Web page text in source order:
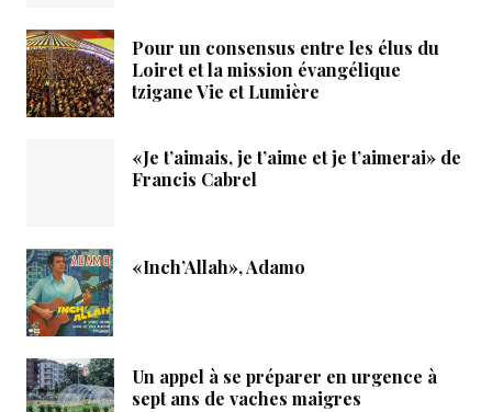
Pour un consensus entre les élus du
Loiret et la mission évangélique
tzigane Vie et Lumière
«Je t’aimais, je t’aime et je t’aimerai» de
Francis Cabrel
«Inch’Allah», Adamo
Un appel à se préparer en urgence à
sept ans de vaches maigres